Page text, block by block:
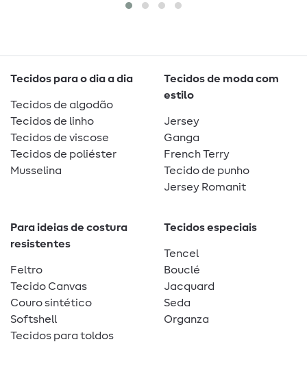
Tecidos para o dia a dia
Tecidos de algodão
Tecidos de linho
Tecidos de viscose
Tecidos de poliéster
Musselina
Tecidos de moda com
estilo
Jersey
Ganga
French Terry
Tecido de punho
Jersey Romanit
Para ideias de costura
resistentes
Feltro
Tecido Canvas
Couro sintético
Softshell
Tecidos para toldos
Tecidos especiais
Tencel
Bouclé
Jacquard
Seda
Organza